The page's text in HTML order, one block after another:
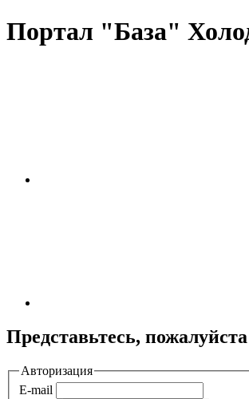
Портал "База"
Представьтесь, пожалуйста
Авторизация
E-mail